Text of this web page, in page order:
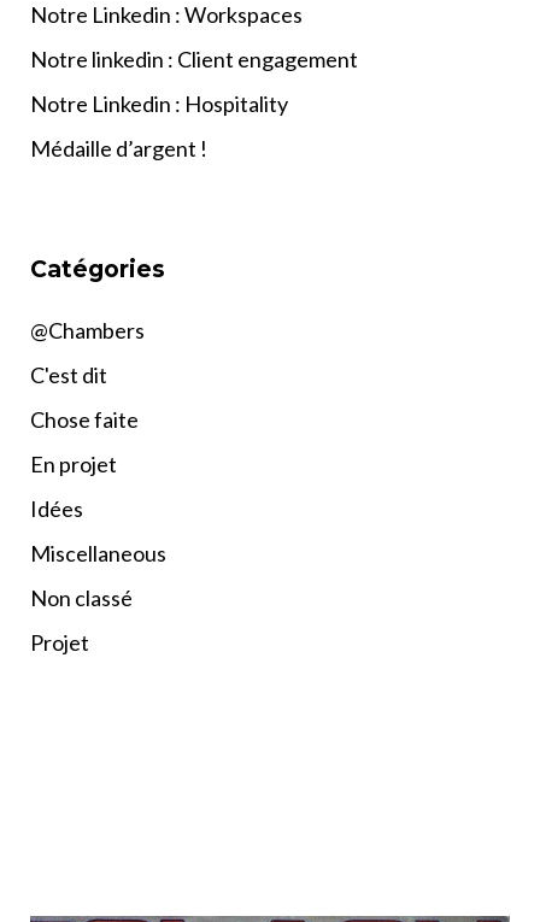
Notre Linkedin : Workspaces
Notre linkedin : Client engagement
Notre Linkedin : Hospitality
Médaille d’argent !
Catégories
@Chambers
C'est dit
Chose faite
En projet
Idées
Miscellaneous
Non classé
Projet